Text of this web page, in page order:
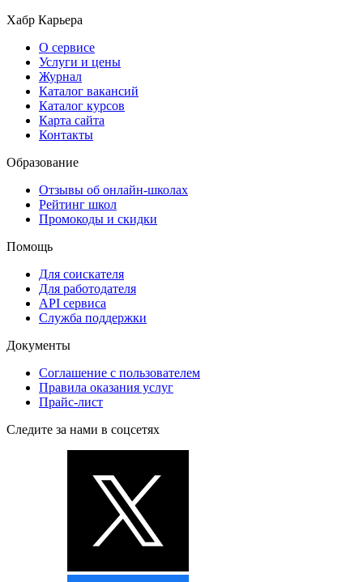
Хабр Карьера
О сервисе
Услуги и цены
Журнал
Каталог вакансий
Каталог курсов
Карта сайта
Контакты
Образование
Отзывы об онлайн-школах
Рейтинг школ
Промокоды и скидки
Помощь
Для соискателя
Для работодателя
API сервиса
Служба поддержки
Документы
Соглашение с пользователем
Правила оказания услуг
Прайс-лист
Следите за нами в соцсетях